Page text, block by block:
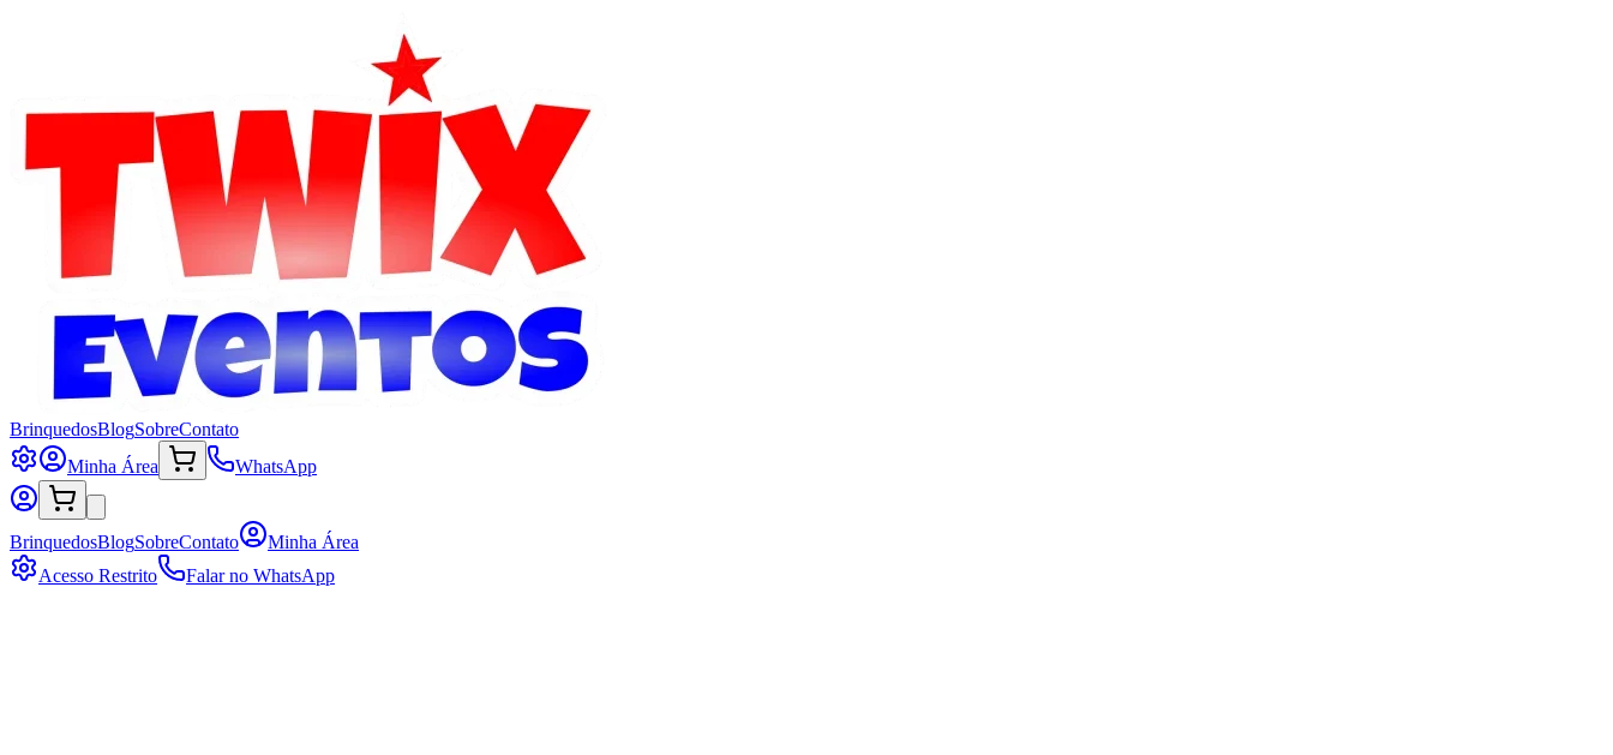
BrinquedosBlogSobreContato
Minha Área
WhatsApp
BrinquedosBlogSobreContato
Minha Área
Acesso Restrito
Falar no WhatsApp